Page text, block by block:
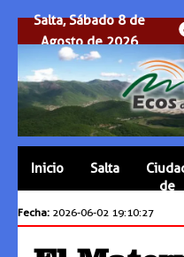
Salta, Sábado 8 de
Agosto de 2026
Inicio Salta
de
Fecha: 2026-06-02 19:10:27